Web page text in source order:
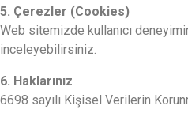
5. Çerezler (Cookies)
Web sitemizde kullanıcı
inceleyebilirsiniz.
6. Haklarınız
6698 sayılı Kişisel Verilerin